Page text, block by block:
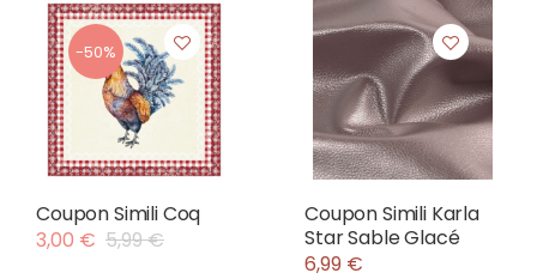
-50%
Coupon Simili Coq
3,00 € 5,99 €
Coupon Simili Karla
Star Sable Glacé
6,99 €